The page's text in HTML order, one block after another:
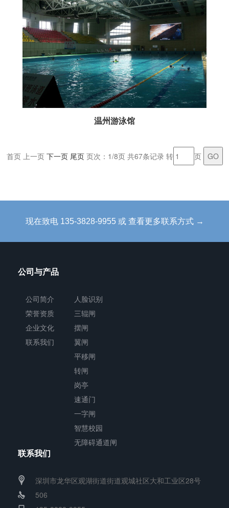
温州游泳馆
首页 上一页 下一页 尾页页次：1/8页 共67条记录 转 页
现在致电 135-3828-9955 或 查看更多联系方式 →
公司与产品
公司简介
荣誉资质
企业文化
联系我们
人脸识别
三辊闸
摆闸
翼闸
平移闸
转闸
岗亭
速通门
一字闸
智慧校园
无障碍通道闸
联系我们
深圳市龙华区观湖街道街道观城社区大和工业区28号
506